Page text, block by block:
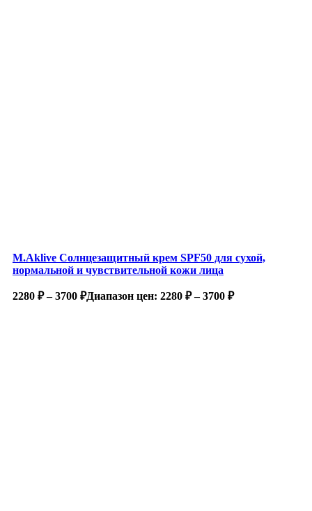
M.Aklive Солнцезащитный крем SPF50 для сухой,
нормальной и чувствительной кожи лица
2280 ₽ – 3700 ₽Диапазон цен: 2280 ₽ – 3700 ₽